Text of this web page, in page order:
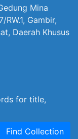
Mina
RW.1, Gambir,
Daerah Khusus
for title,
Find Collection